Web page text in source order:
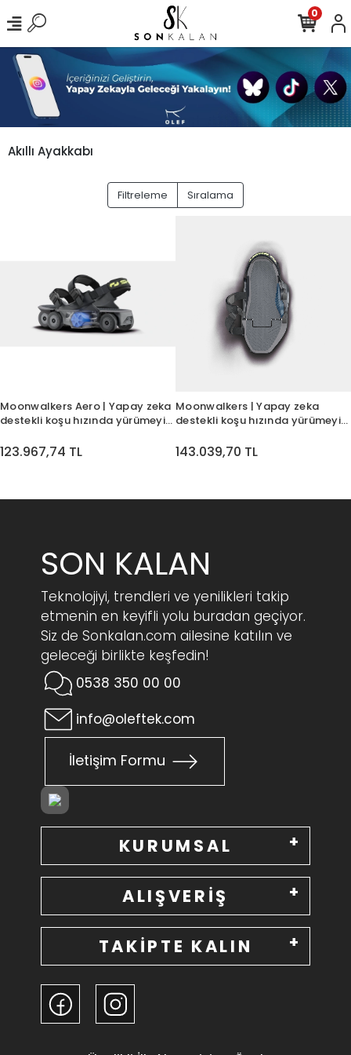
0
Akıllı Ayakkabı
Filtreleme Sıralama
Moonwalkers Aero | Yapay zeka
destekli koşu hızında yürümeyi
123.967,74 TL
Moonwalkers | Yapay zeka
destekli koşu hızında yürümeyi
143.039,70 TL
SON KALAN
Teknolojiyi, trendleri ve yenilikleri takip
etmenin en keyifli yolu buradan geçiyor.
Siz de Sonkalan.com ailesine katılın ve
geleceği birlikte keşfedin!
0538 350 00 00
info@oleftek.com
İletişim Formu
KURUMSAL
ALIŞVERİŞ
TAKİPTE KALIN